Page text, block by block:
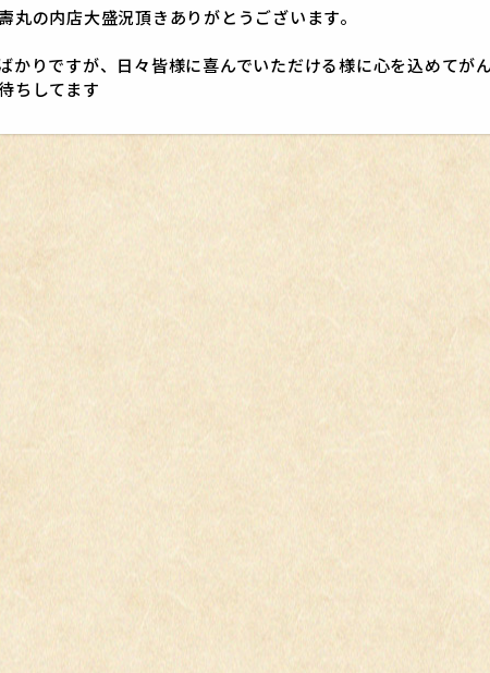
丸の内店大盛況頂きありがとうございます。
かりですが、日々皆様に喜んでいただける様に心を込めてが
ちしてます